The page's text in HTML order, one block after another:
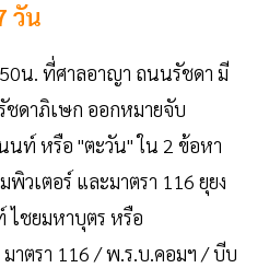
วัน
น. ที่ศาลอาญา ถนนรัชดา มี
ชดาภิเษก ออกหมายจับ
นท์ หรือ "ตะวัน" ใน 2 ข้อหา
วเตอร์ และมาตรา 116 ยุยง
ชยมหาบุตร หรือ
าตรา 116 / พ.ร.บ.คอมฯ / บีบ